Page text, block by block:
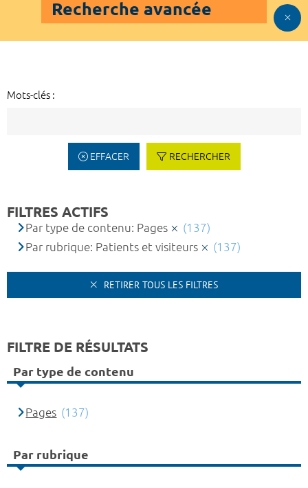
Recherche avancée
Mots-clés :
EFFACER RECHERCHER
FILTRES ACTIFS
Par type de contenu: Pages
(137)
Par rubrique: Patients et visiteurs
(137)
RETIRER TOUS LES FILTRES
FILTRE DE RÉSULTATS
Par type de contenu
Pages (137)
Par rubrique